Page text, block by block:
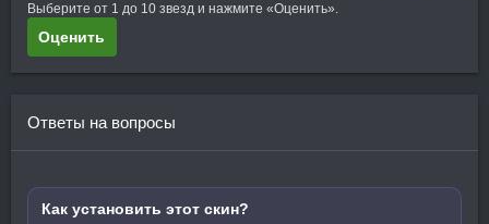
Выберите от 1 до 10 звезд и нажмите «Оценить».
Оценить
Ответы на вопросы
Как установить этот скин?